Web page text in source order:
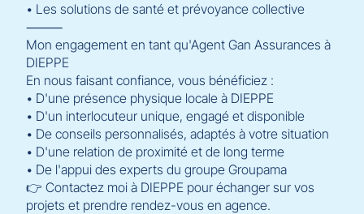
• Les solutions de santé et prévoyance collective
⸻
Mon engagement en tant qu'Agent Gan Assurances à
DIEPPE
En nous faisant confiance, vous bénéficiez :
• D'une présence physique locale à DIEPPE
• D'un interlocuteur unique, engagé et disponible
• De conseils personnalisés, adaptés à votre situation
• D'une relation de proximité et de long terme
• De l'appui des experts du groupe Groupama
👉 Contactez moi à DIEPPE pour échanger sur vos
projets et prendre rendez-vous en agence.